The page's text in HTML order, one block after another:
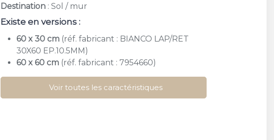
Destination : Sol / mur
Existe en versions :
60 x 30 cm (réf. fabricant : BIANCO LAP/RET
30X60 EP.10.5MM)
60 x 60 cm (réf. fabricant : 7954660)
Voir toutes les caractéristiques